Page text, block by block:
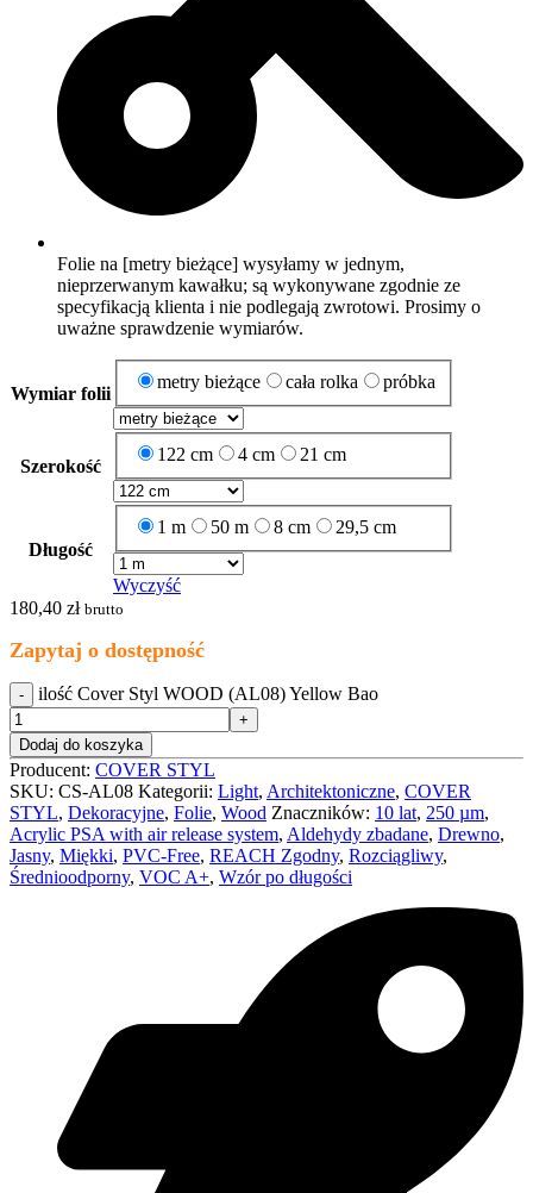
Folie na [metry bieżące] wysyłamy w jednym,
nieprzerwanym kawałku; są wykonywane zgodnie ze
specyfikacją klienta i nie podlegają zwrotowi. Prosimy o
uważne sprawdzenie wymiarów.
Wymiar folii
metry bieżące cała rolka próbka
Szerokość
122 cm 4 cm 21 cm
Długość
1 m 50 m 8 cm 29,5 cm
Wyczyść
180,40 zł brutto
Zapytaj o dostępność
ilość Cover Styl WOOD (AL08) Yellow Bao
Dodaj do koszyka
Producent: COVER STYL
SKU: CS-AL08 Kategorii: Light, Architektoniczne, COVER
STYL, Dekoracyjne, Folie, Wood Znaczników: 10 lat, 250 µm,
Acrylic PSA with air release system, Aldehydy zbadane, Drewno,
Jasny, Miękki, PVC-Free, REACH Zgodny, Rozciągliwy,
Średnioodporny, VOC A+, Wzór po długości